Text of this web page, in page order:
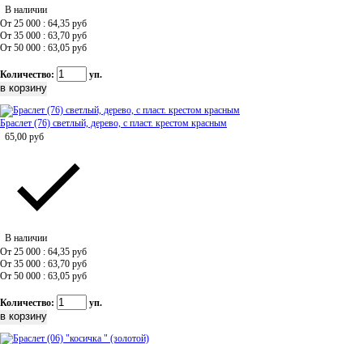
В наличии
От 25 000 : 64,35 руб
От 35 000 : 63,70 руб
От 50 000 : 63,05 руб
Количество: уп.
Браслет (76) светлый, дерево, с пласт. крестом красным
65,00 руб
В наличии
От 25 000 : 64,35 руб
От 35 000 : 63,70 руб
От 50 000 : 63,05 руб
Количество: уп.